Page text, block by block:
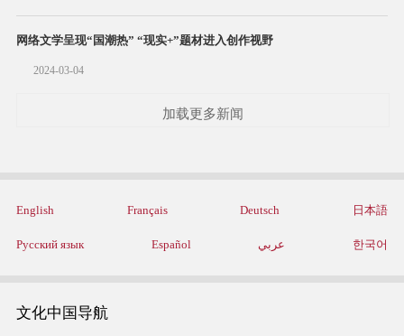
网络文学呈​现“国潮热” “现实+”题材进入创作视野
2024-03-04
加载更多新闻
English Français Deutsch 日本語
Русский язык Español عربي 한국어
文化中国导航